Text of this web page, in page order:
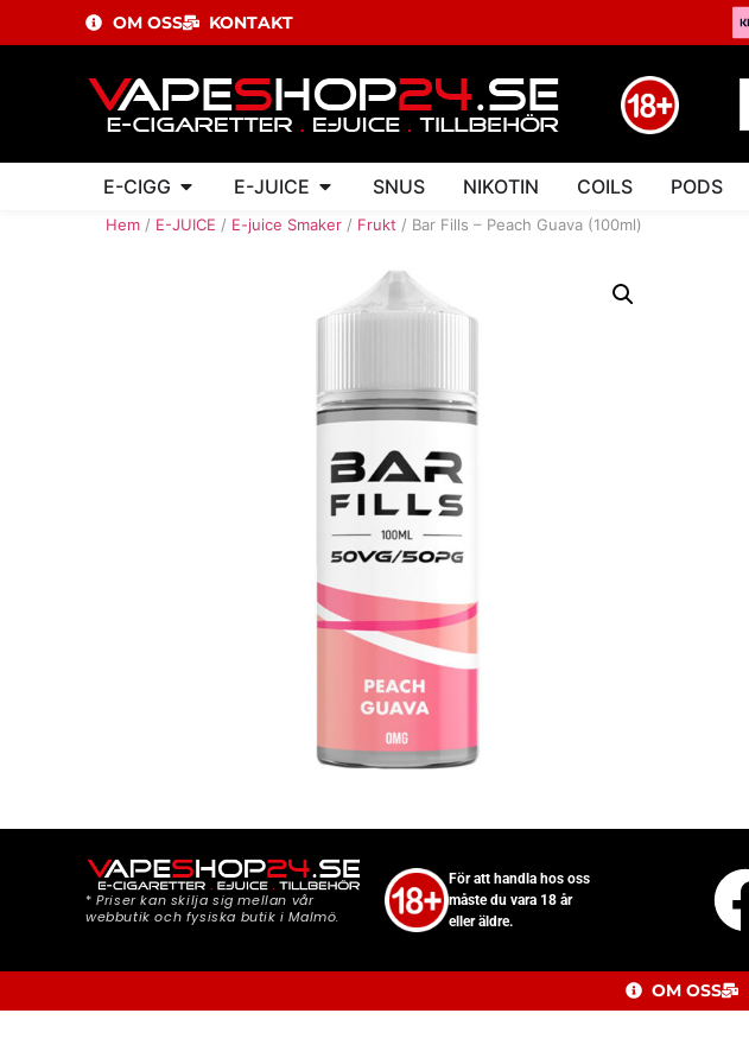
OM OSS KONTAKT
E-CIGG E-JUICE SNUS NIKOTIN COILS PODS
Hem / E-JUICE / E-juice Smaker / Frukt / Bar Fills – Peach Guava (100ml)
*Priser kan skilja sig mellan vår
webbutik och fysiska butik i Malmö.
För att handla hos oss
måste du vara 18 år
eller äldre.
OM OSS